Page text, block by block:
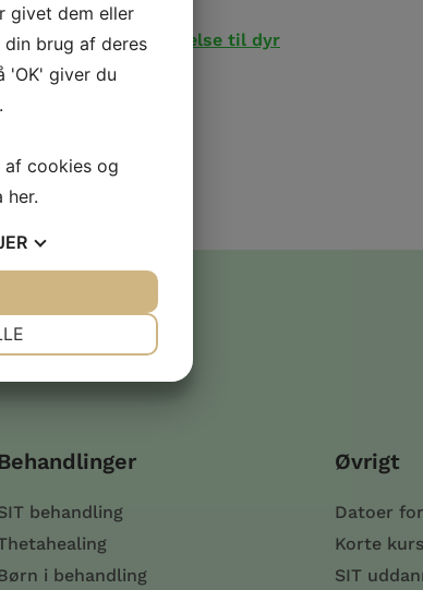
SIT – uddannelse til dyr
behandling
i behandling
Øvrigt
Datoer
Korte
SIT
givet dem eller
din brug af deres
'OK' giver du
cookies og
her.